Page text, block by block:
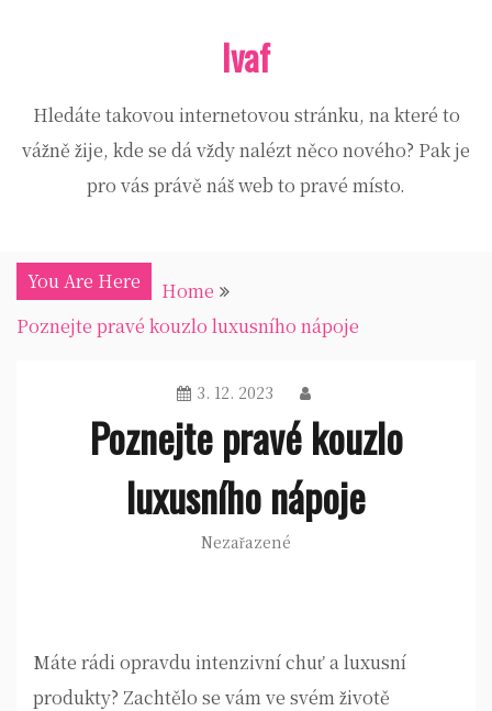
Ivaf
Hledáte takovou internetovou stránku, na které to
vážně žije, kde se dá vždy nalézt něco nového? Pak je
pro vás právě náš web to pravé místo.
You Are Here
Home
Poznejte pravé kouzlo luxusního nápoje
3. 12. 2023
Poznejte pravé kouzlo
luxusního nápoje
Nezařazené
Máte rádi opravdu intenzivní chuť a luxusní
produkty? Zachtělo se vám ve svém životě